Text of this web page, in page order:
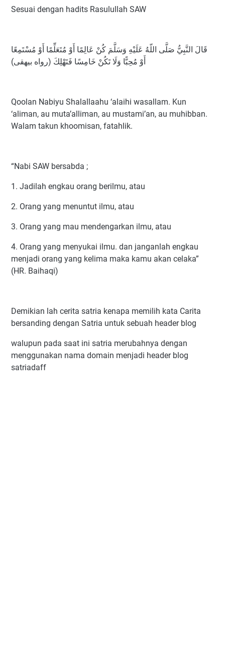
Sesuai dengan hadits Rasulullah SAW
قَالَ النَّبِيُّ صَلَّى اللّهُ عَلَيْهِ وَسَلَّمَ كُنْ عَالِمًا أَوْ مُتَعَلِّمًا أَوْ مُسْتَمِعًا
أَوْ مُحِبًّا وَلَا تَكُنْ خَامِسًا فَتَهْلِكَ (رواه بيهقى)
Qoolan Nabiyu Shalallaahu ‘alaihi wasallam. Kun
‘aliman, au muta’alliman, au mustami’an, au muhibban.
Walam takun khoomisan, fatahlik.
“Nabi SAW bersabda ;
1. Jadilah engkau orang berilmu, atau
2. Orang yang menuntut ilmu, atau
3. Orang yang mau mendengarkan ilmu, atau
4. Orang yang menyukai ilmu. dan janganlah engkau
menjadi orang yang kelima maka kamu akan celaka”
(HR. Baihaqi)
Demikian lah cerita satria kenapa memilih kata Carita
bersanding dengan Satria untuk sebuah header blog
walupun pada saat ini satria merubahnya dengan
menggunakan nama domain menjadi header blog
satriadaff